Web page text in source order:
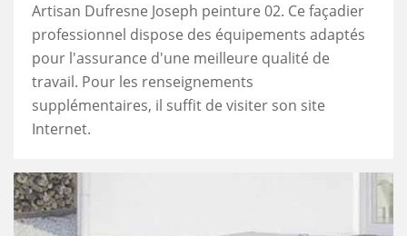
Artisan Dufresne Joseph peinture 02. Ce façadier
professionnel dispose des équipements adaptés
pour l'assurance d'une meilleure qualité de
travail. Pour les renseignements
supplémentaires, il suffit de visiter son site
Internet.